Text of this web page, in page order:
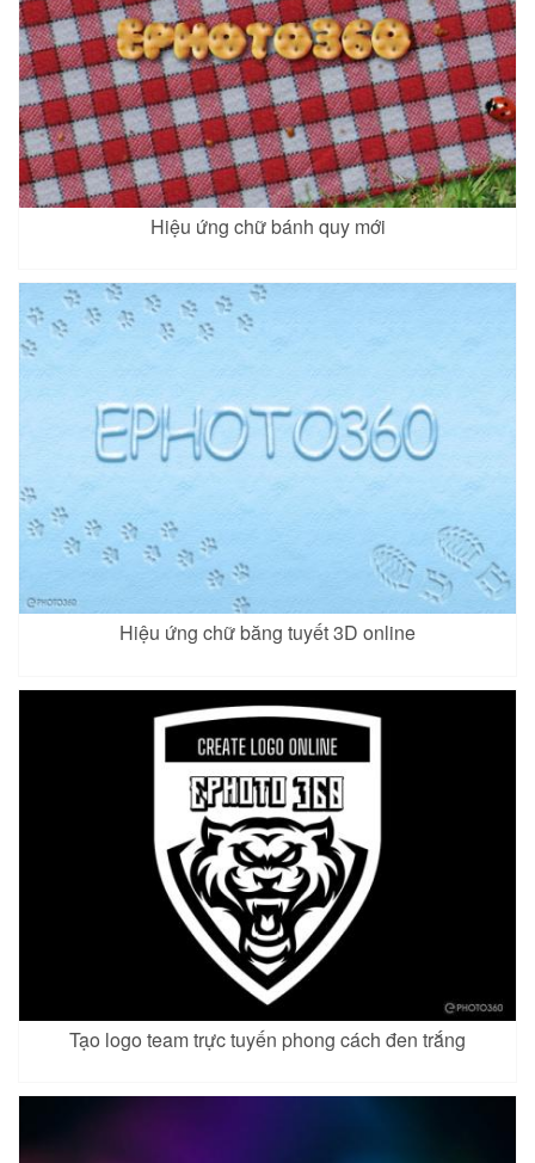
Hiệu ứng chữ bánh quy mới
Hiệu ứng chữ băng tuyết 3D online
Tạo logo team trực tuyến phong cách đen trắng